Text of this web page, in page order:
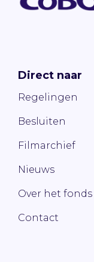
Direct naar
Regelingen
Besluiten
Filmarchief
Nieuws
Over het fonds
Contact